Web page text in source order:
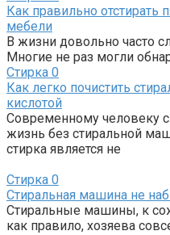
Как правильно отстирать
мебели
В жизни довольно часто
Многие не раз могли
Стирка 0
Как легко почистить
кислотой
Современному человеку
жизнь без стиральной
стирка является не
Стирка 0
Стиральная машина не
Стиральные машины, к
как правило, хозяева